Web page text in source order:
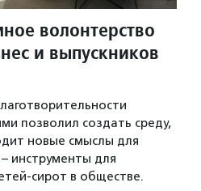
волонтерство
и выпускников
позволил создать среду,
новые смыслы для
инструменты для
сирот в обществе.